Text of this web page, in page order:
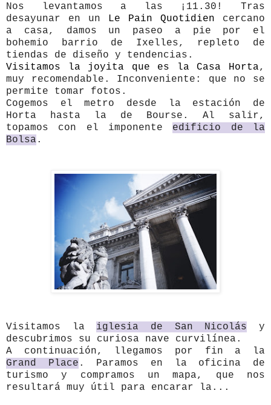
Nos levantamos a las ¡11.30! Tras
desayunar en un Le Pain Quotidien cercano
a casa, damos un paseo a pie por el
bohemio barrio de Ixelles, repleto de
tiendas de diseño y tendencias.
Visitamos la joyita que es la Casa Horta,
muy recomendable. Inconveniente: que no se
permite tomar fotos.
Cogemos el metro desde la estación de
Horta hasta la de Bourse. Al salir,
topamos con el imponente edificio de la
Bolsa .
Visitamos la iglesia de San Nicolás y
descubrimos su curiosa nave curvilínea.
A continuación, llegamos por fin a la
Grand Place . Paramos en la oficina de
turismo y compramos un mapa, que nos
resultará muy útil para encarar la...